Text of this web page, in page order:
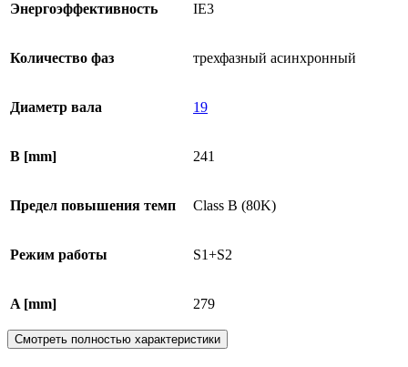
Энергоэффективность IE3
Количество фаз трехфазный асинхронный
Диаметр вала 19
B [mm] 241
Предел повышения темп Class B (80K)
Режим работы S1+S2
A [mm] 279
Смотреть полностью характеристики